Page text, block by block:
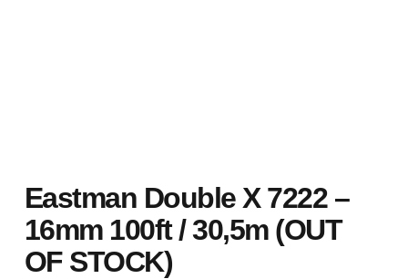
Eastman Double X 7222 –
16mm 100ft / 30,5m (OUT
OF STOCK)